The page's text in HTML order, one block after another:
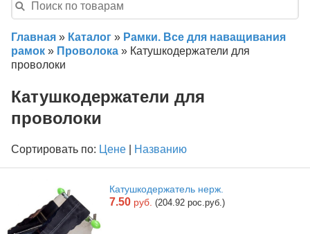
Главная » Каталог » Рамки. Все для наващивания
рамок » Проволока » Катушкодержатели для
проволоки
Катушкодержатели для
проволоки
Сортировать по: Цене Названию
Катушкодержатель нерж.
7.50 руб. (204.92 рос.руб.)